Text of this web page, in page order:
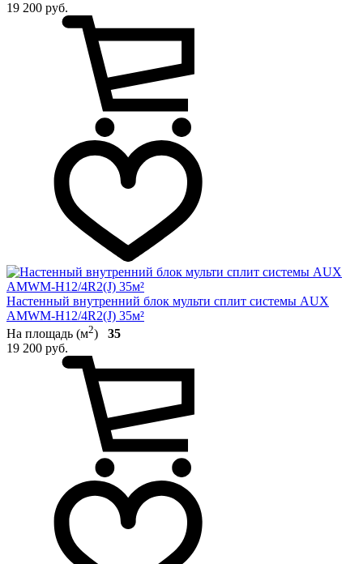
19 200 руб.
Настенный внутренний блок мульти сплит системы AUX
AMWM-H12/4R2(J) 35м²
На площадь (м2) 35
19 200 руб.